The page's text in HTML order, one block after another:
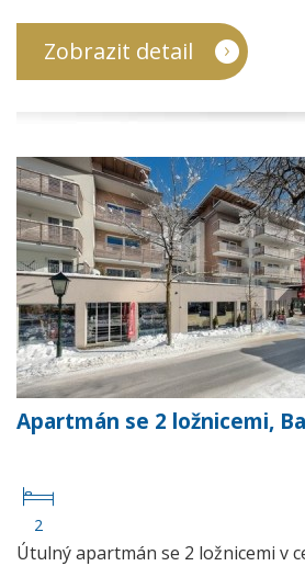
Zobrazit detail
Apartmán se 2 ložnicemi,
2
Útulný apartmán se 2 ložnicemi v